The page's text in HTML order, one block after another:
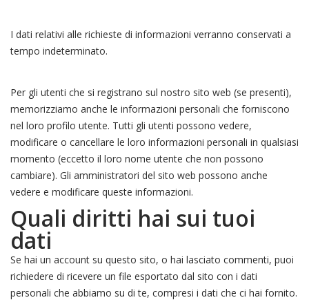
I dati relativi alle richieste di informazioni verranno conservati a
tempo indeterminato.
Per gli utenti che si registrano sul nostro sito web (se presenti),
memorizziamo anche le informazioni personali che forniscono
nel loro profilo utente. Tutti gli utenti possono vedere,
modificare o cancellare le loro informazioni personali in qualsiasi
momento (eccetto il loro nome utente che non possono
cambiare). Gli amministratori del sito web possono anche
vedere e modificare queste informazioni.
Quali diritti hai sui tuoi
dati
Se hai un account su questo sito, o hai lasciato commenti, puoi
richiedere di ricevere un file esportato dal sito con i dati
personali che abbiamo su di te, compresi i dati che ci hai fornito.